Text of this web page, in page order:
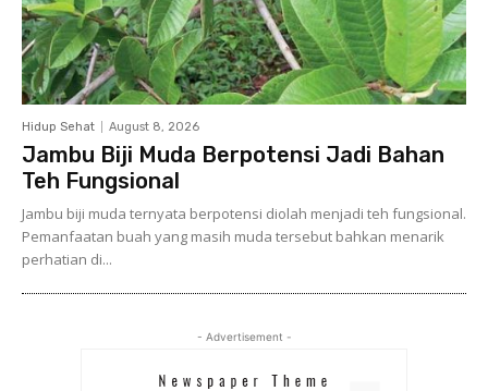
Hidup Sehat August 8, 2026
Jambu Biji Muda Berpotensi Jadi Bahan
Teh Fungsional
Jambu biji muda ternyata berpotensi diolah menjadi teh fungsional.
Pemanfaatan buah yang masih muda tersebut bahkan menarik
perhatian di...
- Advertisement -